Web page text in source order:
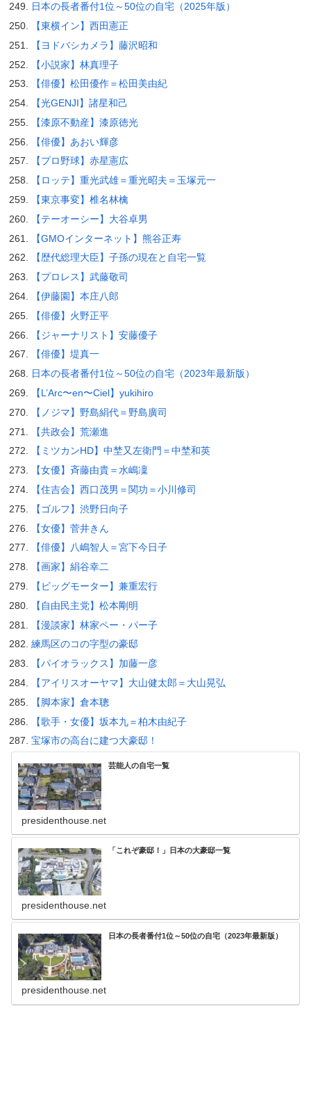
日本の長者番付1位～50位の自宅（2025年版）
【東横イン】西田憲正
【ヨドバシカメラ】藤沢昭和
【小説家】林真理子
【俳優】松田優作＝松田美由紀
【光GENJI】諸星和己
【漆原不動産】漆原徳光
【俳優】あおい輝彦
【プロ野球】赤星憲広
【ロッテ】重光武雄＝重光昭夫＝玉塚元一
【東京事変】椎名林檎
【テーオーシー】大谷卓男
【GMOインターネット】熊谷正寿
【歴代総理大臣】子孫の現在と自宅一覧
【プロレス】武藤敬司
【伊藤園】本庄八郎
【俳優】火野正平
【ジャーナリスト】安藤優子
【俳優】堤真一
日本の長者番付1位～50位の自宅（2023年最新版）
【L’Arc〜en〜Ciel】yukihiro
【ノジマ】野島絹代＝野島廣司
【共政会】荒瀬進
【ミツカンHD】中埜又左衛門＝中埜和英
【女優】斉藤由貴＝水嶋凜
【住吉会】西口茂男＝関功＝小川修司
【ゴルフ】渋野日向子
【女優】菅井きん
【俳優】八嶋智人＝宮下今日子
【画家】絹谷幸二
【ビッグモーター】兼重宏行
【自由民主党】松本剛明
【漫談家】林家ペー・パー子
練馬区のコの字型の豪邸
【パイオラックス】加藤一彦
【アイリスオーヤマ】大山健太郎＝大山晃弘
【脚本家】倉本聰
【歌手・女優】坂本九＝柏木由紀子
宝塚市の高台に建つ大豪邸！
芸能人の自宅一覧
presidenthouse.net
「これぞ豪邸！」日本の大豪邸一覧
presidenthouse.net
日本の長者番付1位～50位の自宅（2023年最新版）
presidenthouse.net